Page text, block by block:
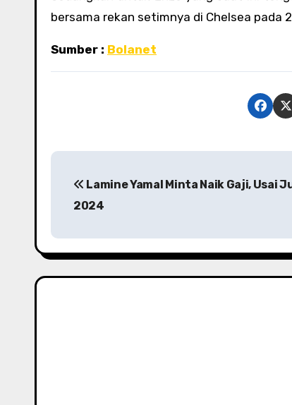
bersama rekan setimnya di Chelsea pada
Sumber : Bolanet
t
n
Lamine Yamal Minta Naik Gaji, Usai
2024